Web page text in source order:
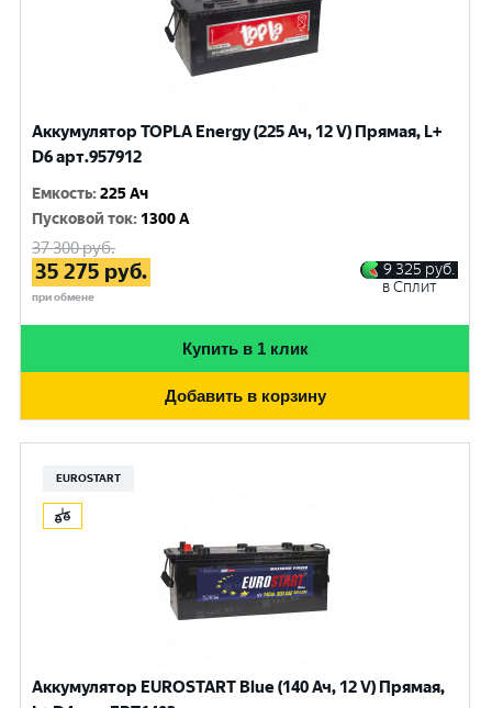
Аккумулятор TOPLA Energy (225 Ач, 12 V) Прямая, L+
D6 арт.957912
Емкость:225 Ач
Пусковой ток: 1300 A
37 300руб.
35 275 руб.
при обмене
9 325 руб.
в Сплит
Купить в 1 клик
Добавить в корзину
EUROSTART
Аккумулятор EUROSTART Blue (140 Ач, 12 V) Прямая,